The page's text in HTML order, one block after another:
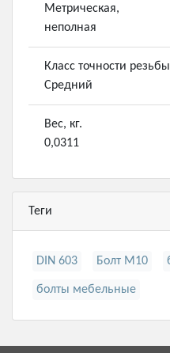
Метрическая,
неполная
Класс точности резьбы
Средний
Вес, кг.
0,0311
Теги
DIN 603 Болт М10
болты мебельные